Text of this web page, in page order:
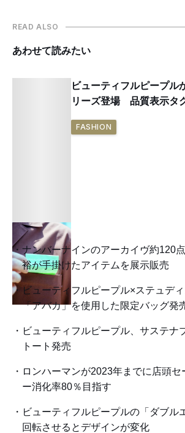
READ ALSO
あわせて読みたい
ビューティフルピープル
リーズ登場 品質表示タ
FASHION
ナンバーナインのアーカイヴ約120
裕が手掛けたアイテムを展示販売
ビューティフルピープル×ステュデ
「アバカ」を使用した限定バッグ発
ビューティフルピープル、サステナ
トート発売
ロンハーマンが2023年までに店頭
ー消化率80％目指す
ビューティフルピープルの「ダブル
回転させるとデザインが変化